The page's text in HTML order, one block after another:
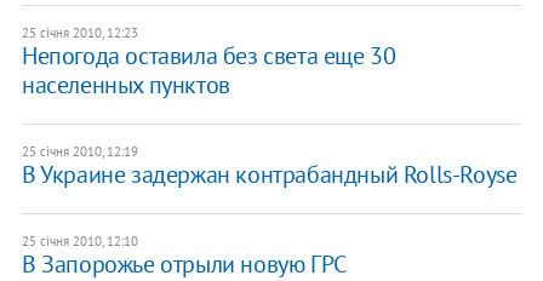
25 січня 2010, 12:23
Непогода оставила без света еще 30
населенных пунктов
25 січня 2010, 12:19
В Украине задержан контрабандный Rolls-Royse
25 січня 2010, 12:10
В Запорожье отрыли новую ГРС